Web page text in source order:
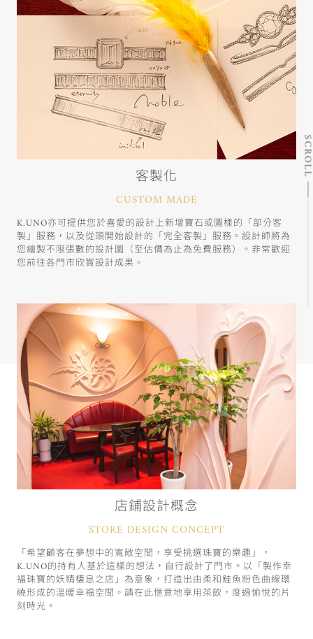
客製化
CUSTOM MADE
K.UNO亦可提供您於喜愛的設計上新增寶石或圖樣的「部分客
製」服務，以及從頭開始設計的「完全客製」服務。設計師將為
您繪製不限張數的設計圖（至估價為止為免費服務）。非常歡迎
您前往各門市欣賞設計成果。
店鋪設計概念
STORE DESIGN CONCEPT
「希望顧客在夢想中的寬敞空間，享受挑選珠寶的樂趣」，
K.UNO的持有人基於這樣的想法，自行設計了門市。以「製作幸
福珠寶的妖精棲息之店」為意象，打造出由柔和鮭魚粉色曲線環
繞形成的溫暖幸福空間。請在此愜意地享用茶飲，度過愉悅的片
刻時光。